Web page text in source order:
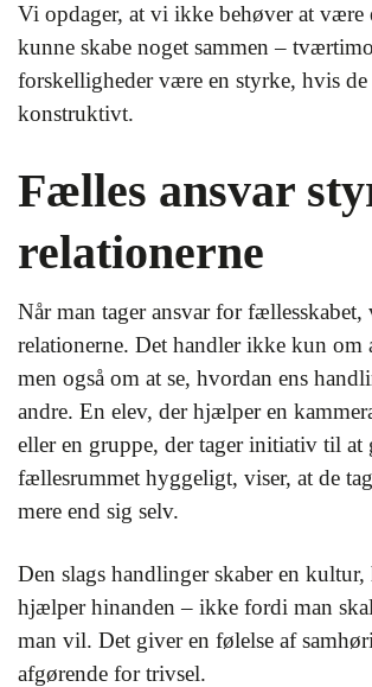
Vi opdager, at vi ikke behøver at være
kunne skabe noget sammen –
forskelligheder være en styrke, hvis de
konstruktivt.
Fælles ansvar
relationerne
Når man tager ansvar for fællesskabet,
relationerne. Det handler ikke kun om
men også om at se, hvordan ens
andre. En elev, der hjælper en
eller en gruppe, der tager initiativ til at
fællesrummet hyggeligt, viser, at de
mere end sig selv.
Den slags handlinger skaber en
hjælper hinanden – ikke fordi man
man vil. Det giver en følelse af
afgørende for trivsel.